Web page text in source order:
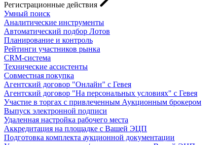
Регистрационные действия
Умный поиск
Аналитические инструменты
Автоматический подбор Лотов
Планирование и контроль
Рейтинги участников рынка
CRM-система
Технические ассистенты
Совместная покупка
Агентский договор "Онлайн" с Гевея
Агентский договор "На персональных условиях" с Гевея
Участие в торгах с привлеченным Аукционным брокером
Выпуск электронной подписи
Удаленная настройка рабочего места
Аккредитация на площадке с Вашей ЭЦП
Подготовка комплекта аукционной документации